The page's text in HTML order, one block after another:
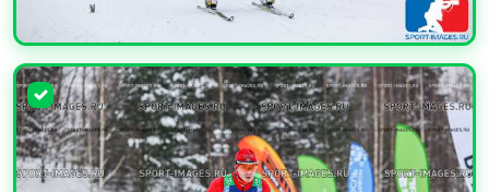
УВЕЛИЧИТЬ